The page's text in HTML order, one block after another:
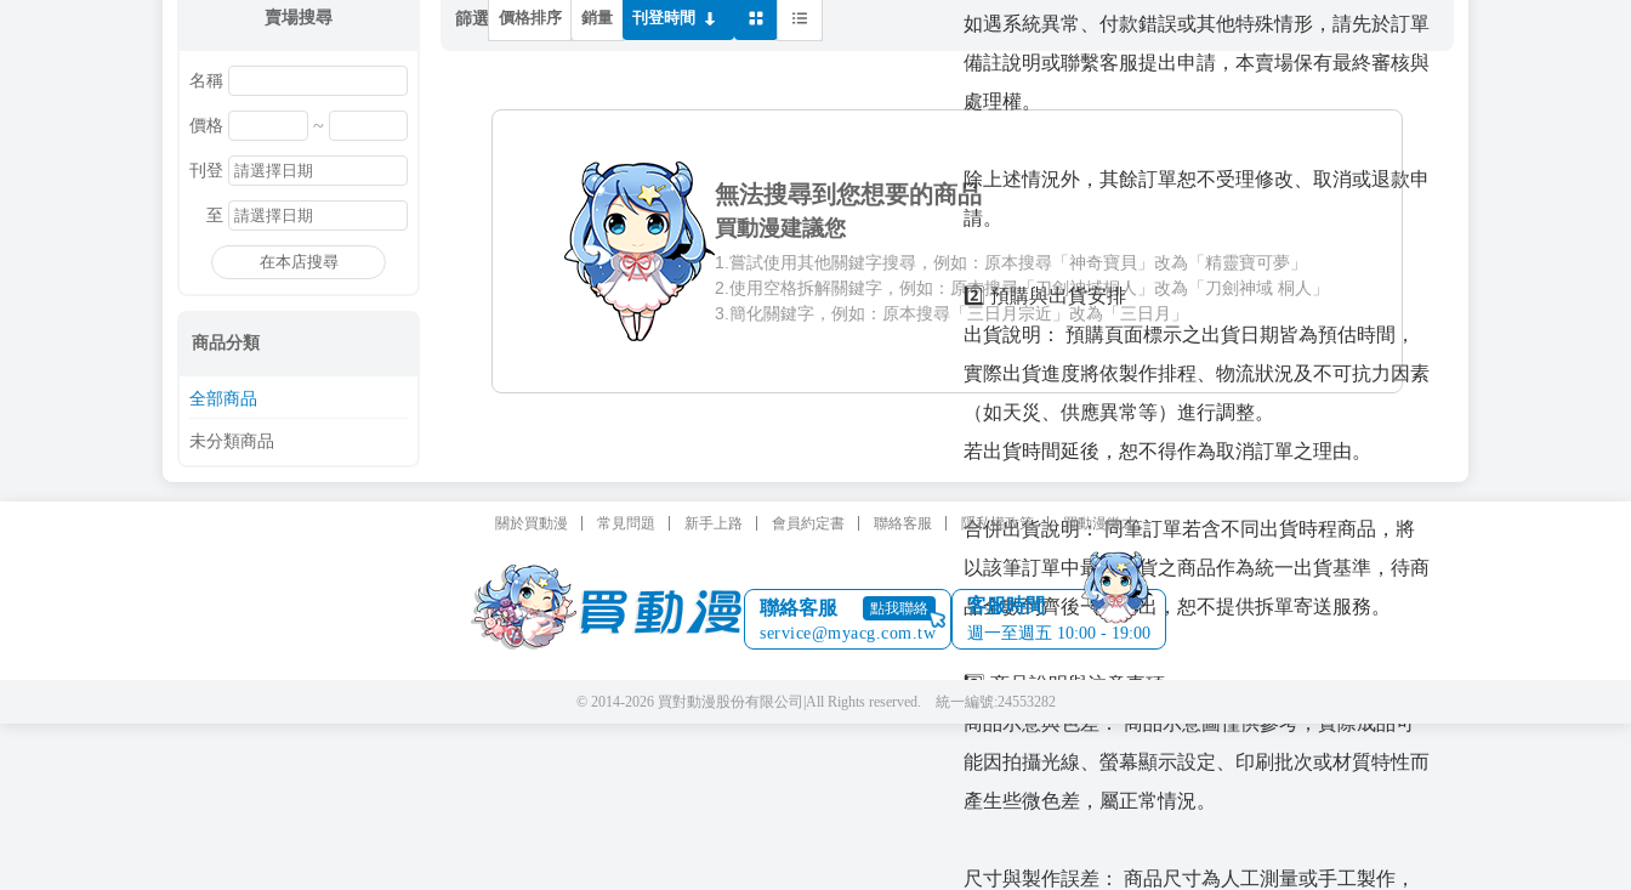
如遇系統異常、付款錯誤或其他特殊情形，請先於訂單
備註說明或聯繫客服提出申請，本賣場保有最終審核與
處理權。
除上述情況外，其餘訂單恕不受理修改、取消或退款申
請。
2️⃣ 預購與出貨安排
出貨說明： 預購頁面標示之出貨日期皆為預估時間，
實際出貨進度將依製作排程、物流狀況及不可抗力因素
（如天災、供應異常等）進行調整。
若出貨時間延後，恕不得作為取消訂單之理由。
合併出貨說明： 同筆訂單若含不同出貨時程商品，將
以該筆訂單中最晚到貨之商品作為統一出貨基準，待商
品全數到齊後一併寄出，恕不提供拆單寄送服務。
3️⃣ 商品說明與注意事項
商品示意與色差： 商品示意圖僅供參考，實際成品可
能因拍攝光線、螢幕顯示設定、印刷批次或材質特性而
產生些微色差，屬正常情況。
尺寸與製作誤差： 商品尺寸為人工測量或手工製作，
賣場搜尋
名稱
價格 ~
刊登
至
在本店搜尋
商品分類
全部商品
未分類商品
篩選 價格排序 銷量 刊登時間
無法搜尋到您想要的商品
買動漫建議您
1.嘗試使用其他關鍵字搜尋，例如：原本搜尋「神奇寶貝」改為「精靈寶可夢」
2.使用空格拆解關鍵字，例如：原本搜尋「刀劍神域桐人」改為「刀劍神域 桐人」
3.簡化關鍵字，例如：原本搜尋「三日月宗近」改為「三日月」
關於買動漫 常見問題 新手上路 會員約定書 聯絡客服 隱私權政策 買動漫徵才
聯絡客服 點我聯絡
service@myacg.com.tw
客服時間
週一至週五 10:00 - 19:00
© 2014-2026 買對動漫股份有限公司 All Rights reserved. 統一編號:24553282